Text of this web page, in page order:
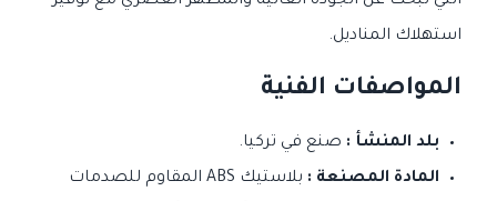
استهلاك المناديل.
المواصفات الفنية
بلد المنشأ : صنع في تركيا.
المادة المصنعة :
بلاستيك ABS المقاوم للصدمات